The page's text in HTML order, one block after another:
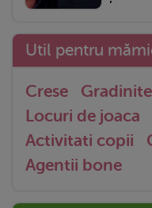
Util pentru
Crese Gradinite
Locuri de joaca
Activitati copii
Agentii bone